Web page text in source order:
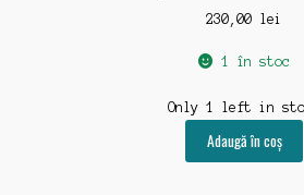
230,00 lei
1 în stoc
Only 1 left in
Adaugă în coș